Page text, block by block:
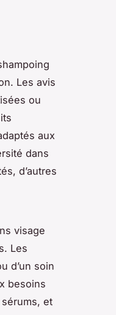
Les avis
ou
aux
dans
d’autres
visage
Les
d’un soin
besoins
et